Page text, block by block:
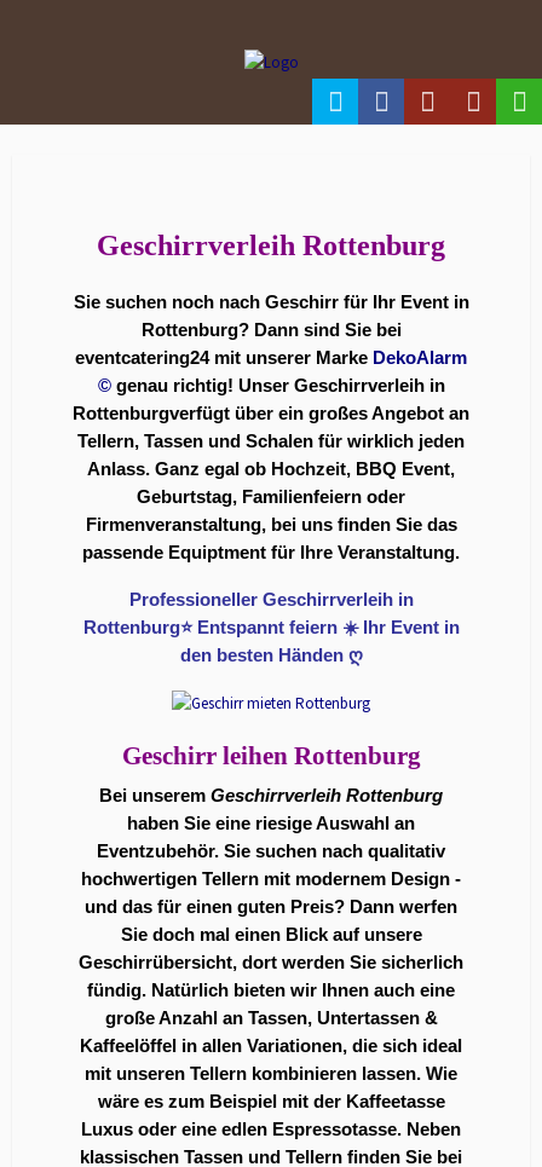
Geschirrverleih Rottenburg
Sie suchen noch nach Geschirr für Ihr Event in
Rottenburg? Dann sind Sie bei
eventcatering24 mit unserer Marke DekoAlarm
©genau richtig! Unser Geschirrverleih in
Rottenburgverfügt über ein großes Angebot an
Tellern, Tassen und Schalen für wirklich jeden
Anlass. Ganz egal ob Hochzeit, BBQ Event,
Geburtstag, Familienfeiern oder
Firmenveranstaltung, bei uns finden Sie das
passende Equiptment für Ihre Veranstaltung.
Professioneller Geschirrverleih in
Rottenburg⭐ Entspannt feiern ☀️ Ihr Event in
den besten Händen ღ
Geschirr leihen Rottenburg
Bei unserem Geschirrverleih Rottenburg
haben Sie eine riesige Auswahl an
Eventzubehör. Sie suchen nach qualitativ
hochwertigen Tellern mit modernem Design -
und das für einen guten Preis? Dann werfen
Sie doch mal einen Blick auf unsere
Geschirrübersicht, dort werden Sie sicherlich
fündig. Natürlich bieten wir Ihnen auch eine
große Anzahl an Tassen, Untertassen &
Kaffeelöffel in allen Variationen, die sich ideal
mit unseren Tellern kombinieren lassen. Wie
wäre es zum Beispiel mit der Kaffeetasse
Luxus oder eine edlen Espressotasse. Neben
klassischen Tassen und Tellern finden Sie bei